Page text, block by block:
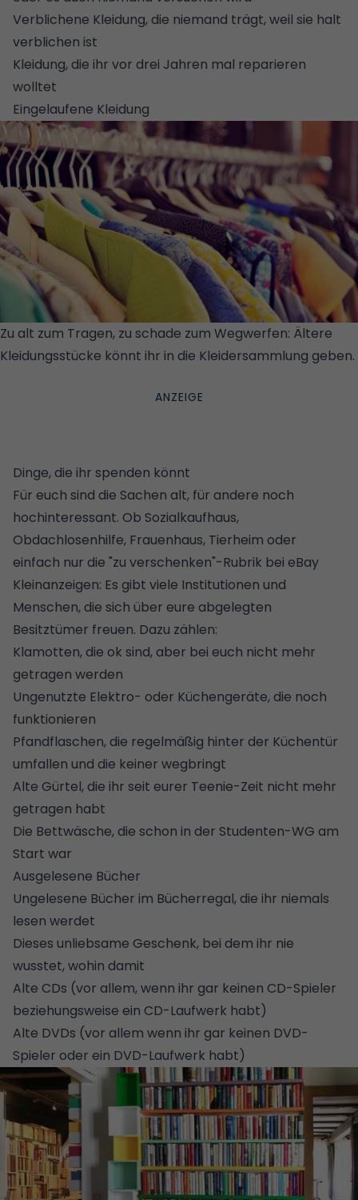
Verblichene Kleidung, die niemand trägt, weil sie halt
verblichen ist
Kleidung, die ihr vor drei Jahren mal reparieren
wolltet
Eingelaufene Kleidung
Zu alt zum Tragen, zu schade zum Wegwerfen: Ältere
Kleidungsstücke könnt ihr in die Kleidersammlung geben.
Dinge, die ihr spenden könnt
Für euch sind die Sachen alt, für andere noch
hochinteressant. Ob Sozialkaufhaus,
Obdachlosenhilfe, Frauenhaus, Tierheim oder
einfach nur die "zu verschenken"-Rubrik bei eBay
Kleinanzeigen: Es gibt viele Institutionen und
Menschen, die sich über eure abgelegten
Besitztümer freuen. Dazu zählen:
Klamotten, die ok sind, aber bei euch nicht mehr
getragen werden
Ungenutzte Elektro- oder Küchengeräte, die noch
funktionieren
Pfandflaschen, die regelmäßig hinter der Küchentür
umfallen und die keiner wegbringt
Alte Gürtel, die ihr seit eurer Teenie-Zeit nicht mehr
getragen habt
Die Bettwäsche, die schon in der Studenten-WG am
Start war
Ausgelesene Bücher
Ungelesene Bücher im Bücherregal, die ihr niemals
lesen werdet
Dieses unliebsame Geschenk, bei dem ihr nie
wusstet, wohin damit
Alte CDs (vor allem, wenn ihr gar keinen CD-Spieler
beziehungsweise ein CD-Laufwerk habt)
Alte DVDs (vor allem wenn ihr gar keinen DVD-
Spieler oder ein DVD-Laufwerk habt)